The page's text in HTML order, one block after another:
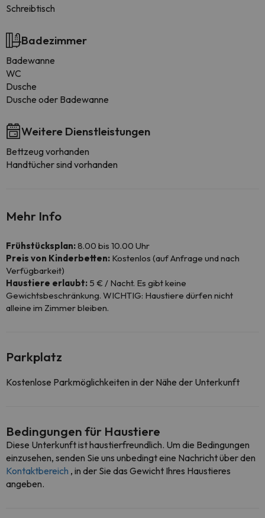
Schreibtisch
Badezimmer
Badewanne
WC
Dusche
Dusche oder Badewanne
Weitere Dienstleistungen
Bettzeug vorhanden
Handtücher sind vorhanden
Mehr Info
Frühstücksplan:8.00 bis 10.00 Uhr
Preis von Kinderbetten: Kostenlos (auf Anfrage und nach
Verfügbarkeit)
Haustiere erlaubt: 5 € / Nacht. Es gibt keine
Gewichtsbeschränkung. WICHTIG: Haustiere dürfen nicht
alleine im Zimmer bleiben.
Parkplatz
Kostenlose Parkmöglichkeiten in der Nähe der Unterkunft
Bedingungen für Haustiere
Diese Unterkunft ist haustierfreundlich. Um die Bedingungen
einzusehen, senden Sie uns unbedingt eine Nachricht über den
Kontaktbereich , in der Sie das Gewicht Ihres Haustieres
angeben.